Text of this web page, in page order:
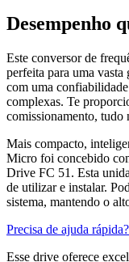
Desempenho
Este conversor de
perfeita para uma
com uma
complexas. Te
comissionamento, tudo
Mais compacto,
Micro foi concebido
Drive FC 51. Esta
de utilizar e instalar.
sistema, mantendo o
Precisa de ajuda
Esse drive oferece